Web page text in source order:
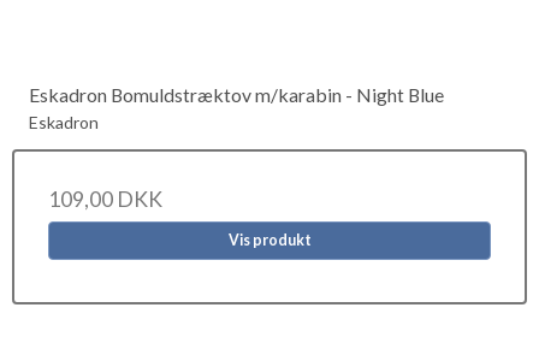
Eskadron Bomuldstræktov m/karabin - Night Blue
Eskadron
109,00 DKK
Vis produkt